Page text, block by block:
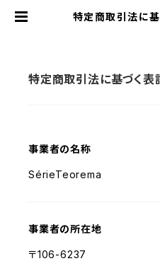
特定商取引法に
特定商取引法に基づく表
事業者の名称
SérieTeorema
事業者の所在地
〒106-6237